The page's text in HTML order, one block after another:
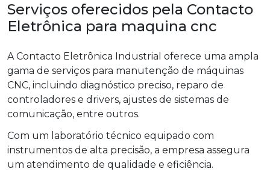
Serviços oferecidos pela Contacto
Eletrônica para maquina cnc
A Contacto Eletrônica Industrial oferece uma ampla
gama de serviços para manutenção de máquinas
CNC, incluindo diagnóstico preciso, reparo de
controladores e drivers, ajustes de sistemas de
comunicação, entre outros.
Com um laboratório técnico equipado com
instrumentos de alta precisão, a empresa assegura
um atendimento de qualidade e eficiência.